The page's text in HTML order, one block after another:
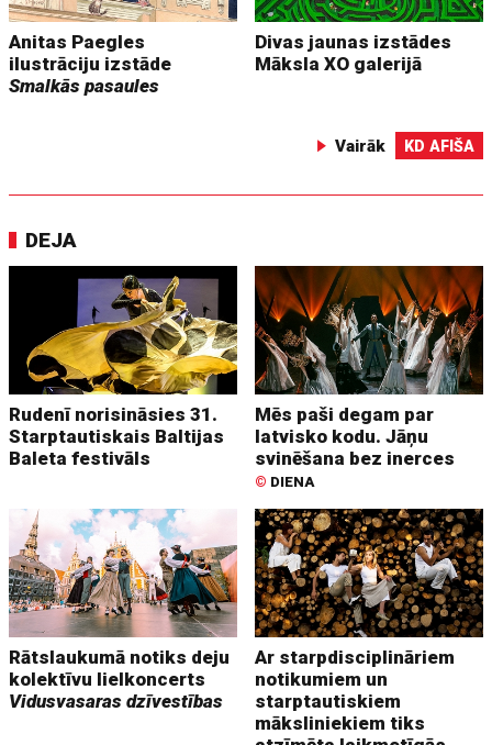
Anitas Paegles
ilustrāciju izstāde
Smalkās pasaules
Divas jaunas izstādes
Māksla XO galerijā
Vairāk KD AFIŠA
DEJA
Rudenī norisināsies 31.
Starptautiskais Baltijas
Baleta festivāls
Mēs paši degam par
latvisko kodu. Jāņu
svinēšana bez inerces
© DIENA
Rātslaukumā notiks deju
kolektīvu lielkoncerts
Vidusvasaras dzīvestības
Ar starpdisciplināriem
notikumiem un
starptautiskiem
māksliniekiem tiks